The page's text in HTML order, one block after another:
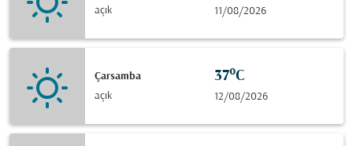
açık
11/08/2026
Çarsamba
açık
37°C
12/08/2026